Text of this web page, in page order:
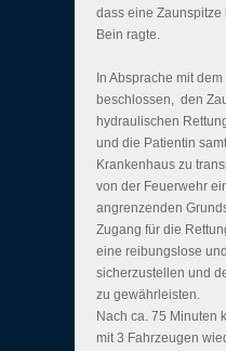
dass eine
Bein ragte.
In Absprache mit
beschlossen, den
hydraulischen
und die Patientin
Krankenhaus zu
von der Feuerwehr
angrenzenden
Zugang für die
eine reibungslose
sicherzustellen und
zu gewährleisten.
Nach ca. 75 Minuten
mit 3 Fahrzeugen